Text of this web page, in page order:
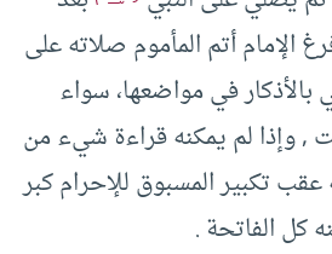
الإمام أتم المأموم صلاته على
بالأذكار في مواضعها، سواء
, وإذا لم يمكنه قراءة شيء من
عقب تكبير المسبوق للإحرام كبر
كل الفاتحة .